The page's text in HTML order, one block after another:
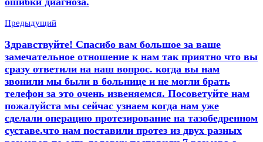
Предыдущий
Здравствуйте! Спасибо вам большое за ваше
замечательное отношение к нам так приятно что вы
сразу ответили на наш вопрос. когда вы нам
звонили мы были в больнице и не могли брать
телефон за это очень извеняемся. Посоветуйте нам
пожалуйста мы сейчас узнаем когда нам уже
сделали операцию протезирование на тазобедренном
суставе.что нам поставили протез из двух разных